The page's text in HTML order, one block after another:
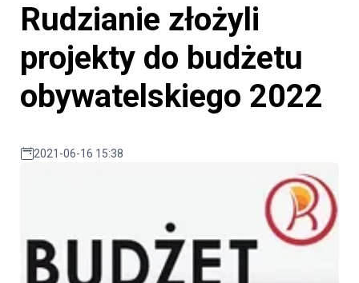
Rudzianie złożyli
projekty do budżetu
obywatelskiego 2022
2021-06-16 15:38